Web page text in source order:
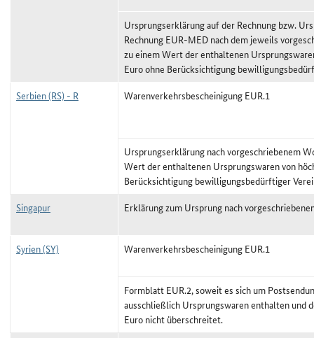
Ursprungserklärung auf der Rechnung bzw.
Rechnung EUR-MED nach dem jeweils
zu einem Wert der enthaltenen
Euro ohne Berücksichtigung
Serbien (RS) - R
Warenverkehrsbescheinigung EUR.1
Ursprungserklärung nach vorgeschriebenem
Wert der enthaltenen Ursprungswaren von
Berücksichtigung bewilligungsbedürftiger
Singapur
Erklärung zum Ursprung nach
Syrien (SY) Warenverkehrsbescheinigung EUR.1
Formblatt EUR.2, soweit es sich um
ausschließlich Ursprungswaren enthalten und
Euro nicht überschreitet.